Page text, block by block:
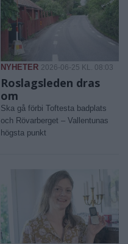
NYHETER 2026-06-25 KL. 08:03
Roslagsleden dras
om
Ska gå förbi Toftesta badplats
och Rövarberget – Vallentunas
högsta punkt